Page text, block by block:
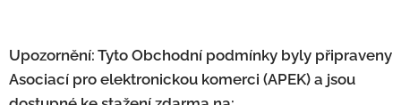
Upozornění: Tyto Obchodní podmínky byly připraveny
Asociací pro elektronickou komerci (APEK) a jsou